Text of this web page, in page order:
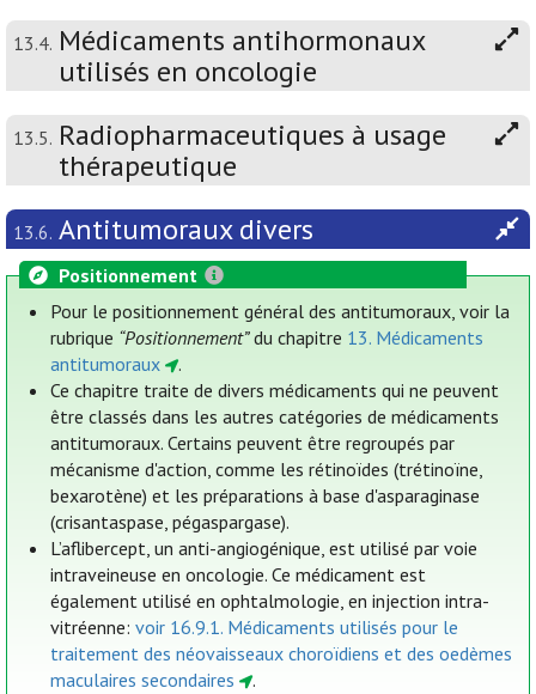
13.4. Médicaments antihormonaux
utilisés en oncologie
13.5. Radiopharmaceutiques à usage
thérapeutique
13.6. Antitumoraux divers
Positionnement
Pour le positionnement général des antitumoraux, voir la
rubrique “Positionnement”du chapitre 13. Médicaments
antitumoraux
.
Ce chapitre traite de divers médicaments qui ne peuvent
être classés dans les autres catégories de médicaments
antitumoraux. Certains peuvent être regroupés par
mécanisme d'action, comme les rétinoïdes (trétinoïne,
bexarotène) et les préparations à base d'asparaginase
(crisantaspase, pégaspargase).
L’aflibercept, un anti-angiogénique, est utilisé par voie
intraveineuse en oncologie. Ce médicament est
également utilisé en ophtalmologie, en injection intra-
vitréenne:voir 16.9.1. Médicaments utilisés pour le
traitement des néovaisseaux choroïdiens et des oedèmes
maculaires secondaires
.